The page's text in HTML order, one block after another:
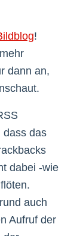
!
dann an,
das
dabei -wie
auch
Aufruf der